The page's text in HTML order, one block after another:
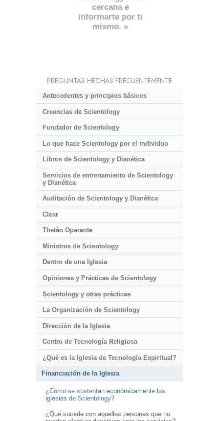
cercana e
informarte por ti
mismo. »
PREGUNTAS HECHAS FRECUENTEMENTE
Antecedentes y principios básicos
Creencias de Scientology
Fundador de Scientology
Lo que hace Scientology por el individuo
Libros de Scientology y Dianética
Servicios de entrenamiento de Scientology
y Dianética
Auditación de Scientology y Dianética
Clear
Thetán Operante
Ministros de Scientology
Dentro de una Iglesia
Opiniones y Prácticas de Scientology
Scientology y otras prácticas
La Organización de Scientology
Dirección de la Iglesia
Centro de Tecnología Religiosa
¿Qué es la Iglesia de Tecnología Espiritual?
Financiación de la Iglesia
¿Cómo se sustentan económicamente las
iglesias de Scientology?
¿Qué sucede con aquellas personas que no